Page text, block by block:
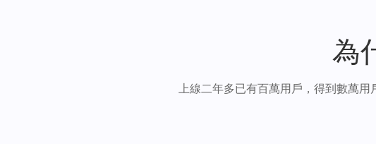
為
上線二年多已有百萬用戶，得到數萬